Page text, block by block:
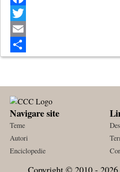
Facebook
Twitter
Email
Share
Navigare site
Teme
Autori
Enciclopedie